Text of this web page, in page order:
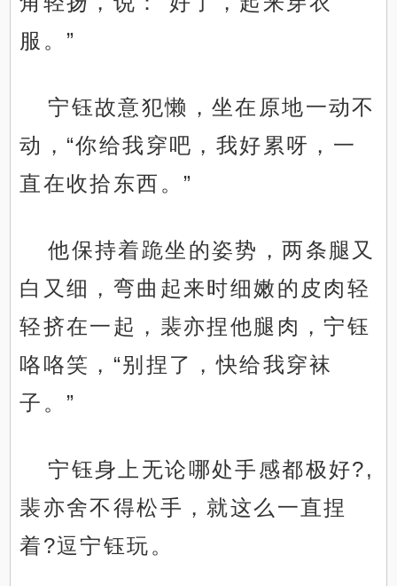
服。”
宁钰故意犯懒，坐在原地一动不
动，“你给我穿吧，我好累呀，一
直在收拾东西。”
他保持着跪坐的姿势，两条腿又
白又细，弯曲起来时细嫩的皮肉轻
轻挤在一起，裴亦捏他腿肉，宁钰
咯咯笑，“别捏了，快给我穿袜
子。”
宁钰身上无论哪处手感都极好?,
裴亦舍不得松手，就这么一直捏
着?逗宁钰玩。